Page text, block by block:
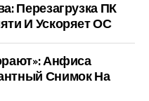
Перезагрузка ПК
И Ускоряет ОС
Анфиса
Снимок На